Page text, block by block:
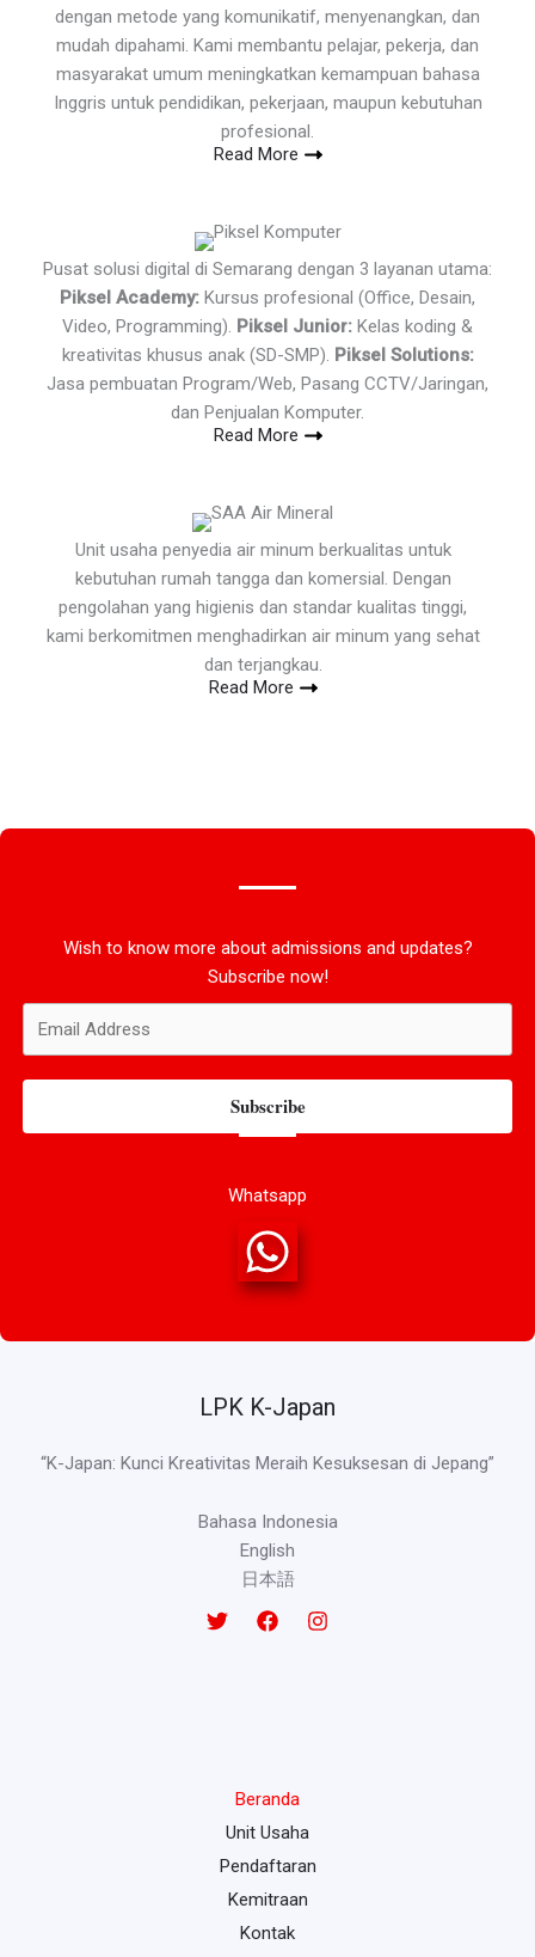
dengan metode yang komunikatif, menyenangkan, dan
mudah dipahami. Kami membantu pelajar, pekerja, dan
masyarakat umum meningkatkan kemampuan bahasa
Inggris untuk pendidikan, pekerjaan, maupun kebutuhan
profesional.
Read More
Pusat solusi digital di Semarang dengan 3 layanan utama:
Piksel Academy: Kursus profesional (Office, Desain,
Video, Programming). Piksel Junior: Kelas koding &
kreativitas khusus anak (SD-SMP). Piksel Solutions:
Jasa pembuatan Program/Web, Pasang CCTV/Jaringan,
dan Penjualan Komputer.
Read More
Unit usaha penyedia air minum berkualitas untuk
kebutuhan rumah tangga dan komersial. Dengan
pengolahan yang higienis dan standar kualitas tinggi,
kami berkomitmen menghadirkan air minum yang sehat
dan terjangkau.
Read More
Wish to know more about admissions and updates?
Subscribe now!
Subscribe
Whatsapp
LPK K-Japan
“K-Japan: Kunci Kreativitas Meraih Kesuksesan di Jepang”
Bahasa Indonesia
English
日本語
Beranda
Unit Usaha
Pendaftaran
Kemitraan
Kontak